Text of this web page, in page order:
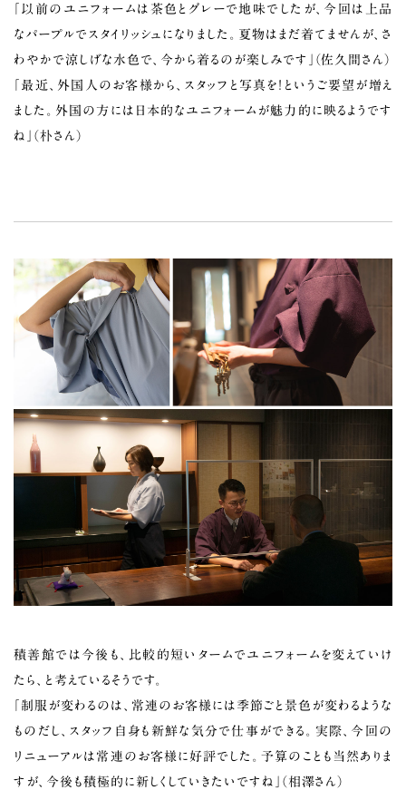
「以前のユニフォームは茶色とグレーで地味でしたが、今回は上品
なパープルでスタイリッシュになりました。夏物はまだ着てませんが、さ
わやかで涼しげな水色で、今から着るのが楽しみです」（佐久間さん）
「最近、外国人のお客様から、スタッフと写真を！というご要望が増え
ました。外国の方には日本的なユニフォームが魅力的に映るようです
ね」（朴さん）
積善館では今後も、比較的短いタームでユニフォームを変えていけ
たら、と考えているそうです。
「制服が変わるのは、常連のお客様には季節ごと景色が変わるような
ものだし、スタッフ自身も新鮮な気分で仕事ができる。実際、今回の
リニューアルは常連のお客様に好評でした。予算のことも当然ありま
すが、今後も積極的に新しくしていきたいですね」（相澤さん）